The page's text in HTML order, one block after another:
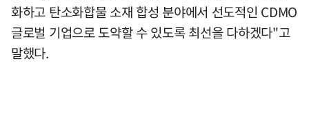
화하고 탄소화합물 소재 합성 분야에서 선도적인 CDMO
글로벌 기업으로 도약할 수 있도록 최선을 다하겠다"고
말했다.